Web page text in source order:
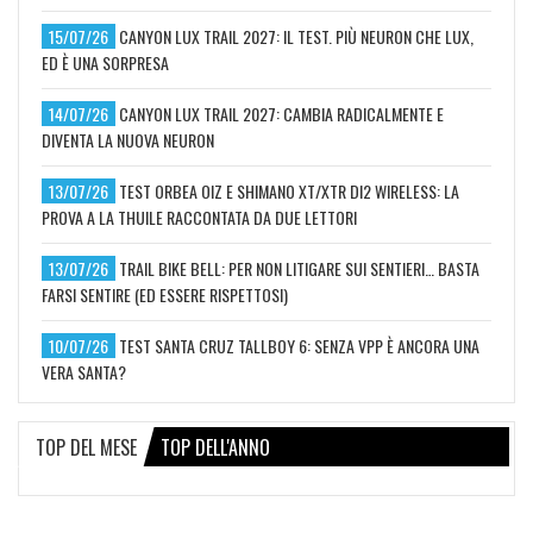
15/07/26 CANYON LUX TRAIL 2027: IL TEST. PIÙ NEURON CHE LUX,
ED È UNA SORPRESA
14/07/26 CANYON LUX TRAIL 2027: CAMBIA RADICALMENTE E
DIVENTA LA NUOVA NEURON
13/07/26 TEST ORBEA OIZ E SHIMANO XT/XTR DI2 WIRELESS: LA
PROVA A LA THUILE RACCONTATA DA DUE LETTORI
13/07/26 TRAIL BIKE BELL: PER NON LITIGARE SUI SENTIERI… BASTA
FARSI SENTIRE (ED ESSERE RISPETTOSI)
10/07/26 TEST SANTA CRUZ TALLBOY 6: SENZA VPP È ANCORA UNA
VERA SANTA?
TOP DEL MESE TOP DELL'ANNO